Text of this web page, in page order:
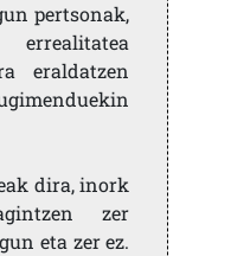
pertsonak,
eraldatzen
dira, inork
zer
eta zer ez.